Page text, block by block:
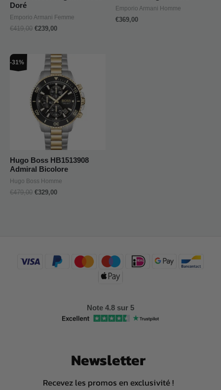
Doré
Emporio Armani Femme
€419,00 €239,00
Emporio Armani Homme
€369,00
-31%
Hugo Boss HB1513908
Admiral Bicolore
Hugo Boss Homme
€479,00
prix
initial
était :
€479,00.
€329,00
Le
prix
actuel
est :
€329,00.
Note 4.8 sur 5
Newsletter
Recevez les promos en exclusivité !